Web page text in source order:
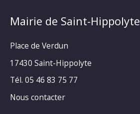
Mairie de Saint-Hippolyte
Place de Verdun
17430 Saint-Hippolyte
Tél. 05 46 83 75 77
Nous contacter